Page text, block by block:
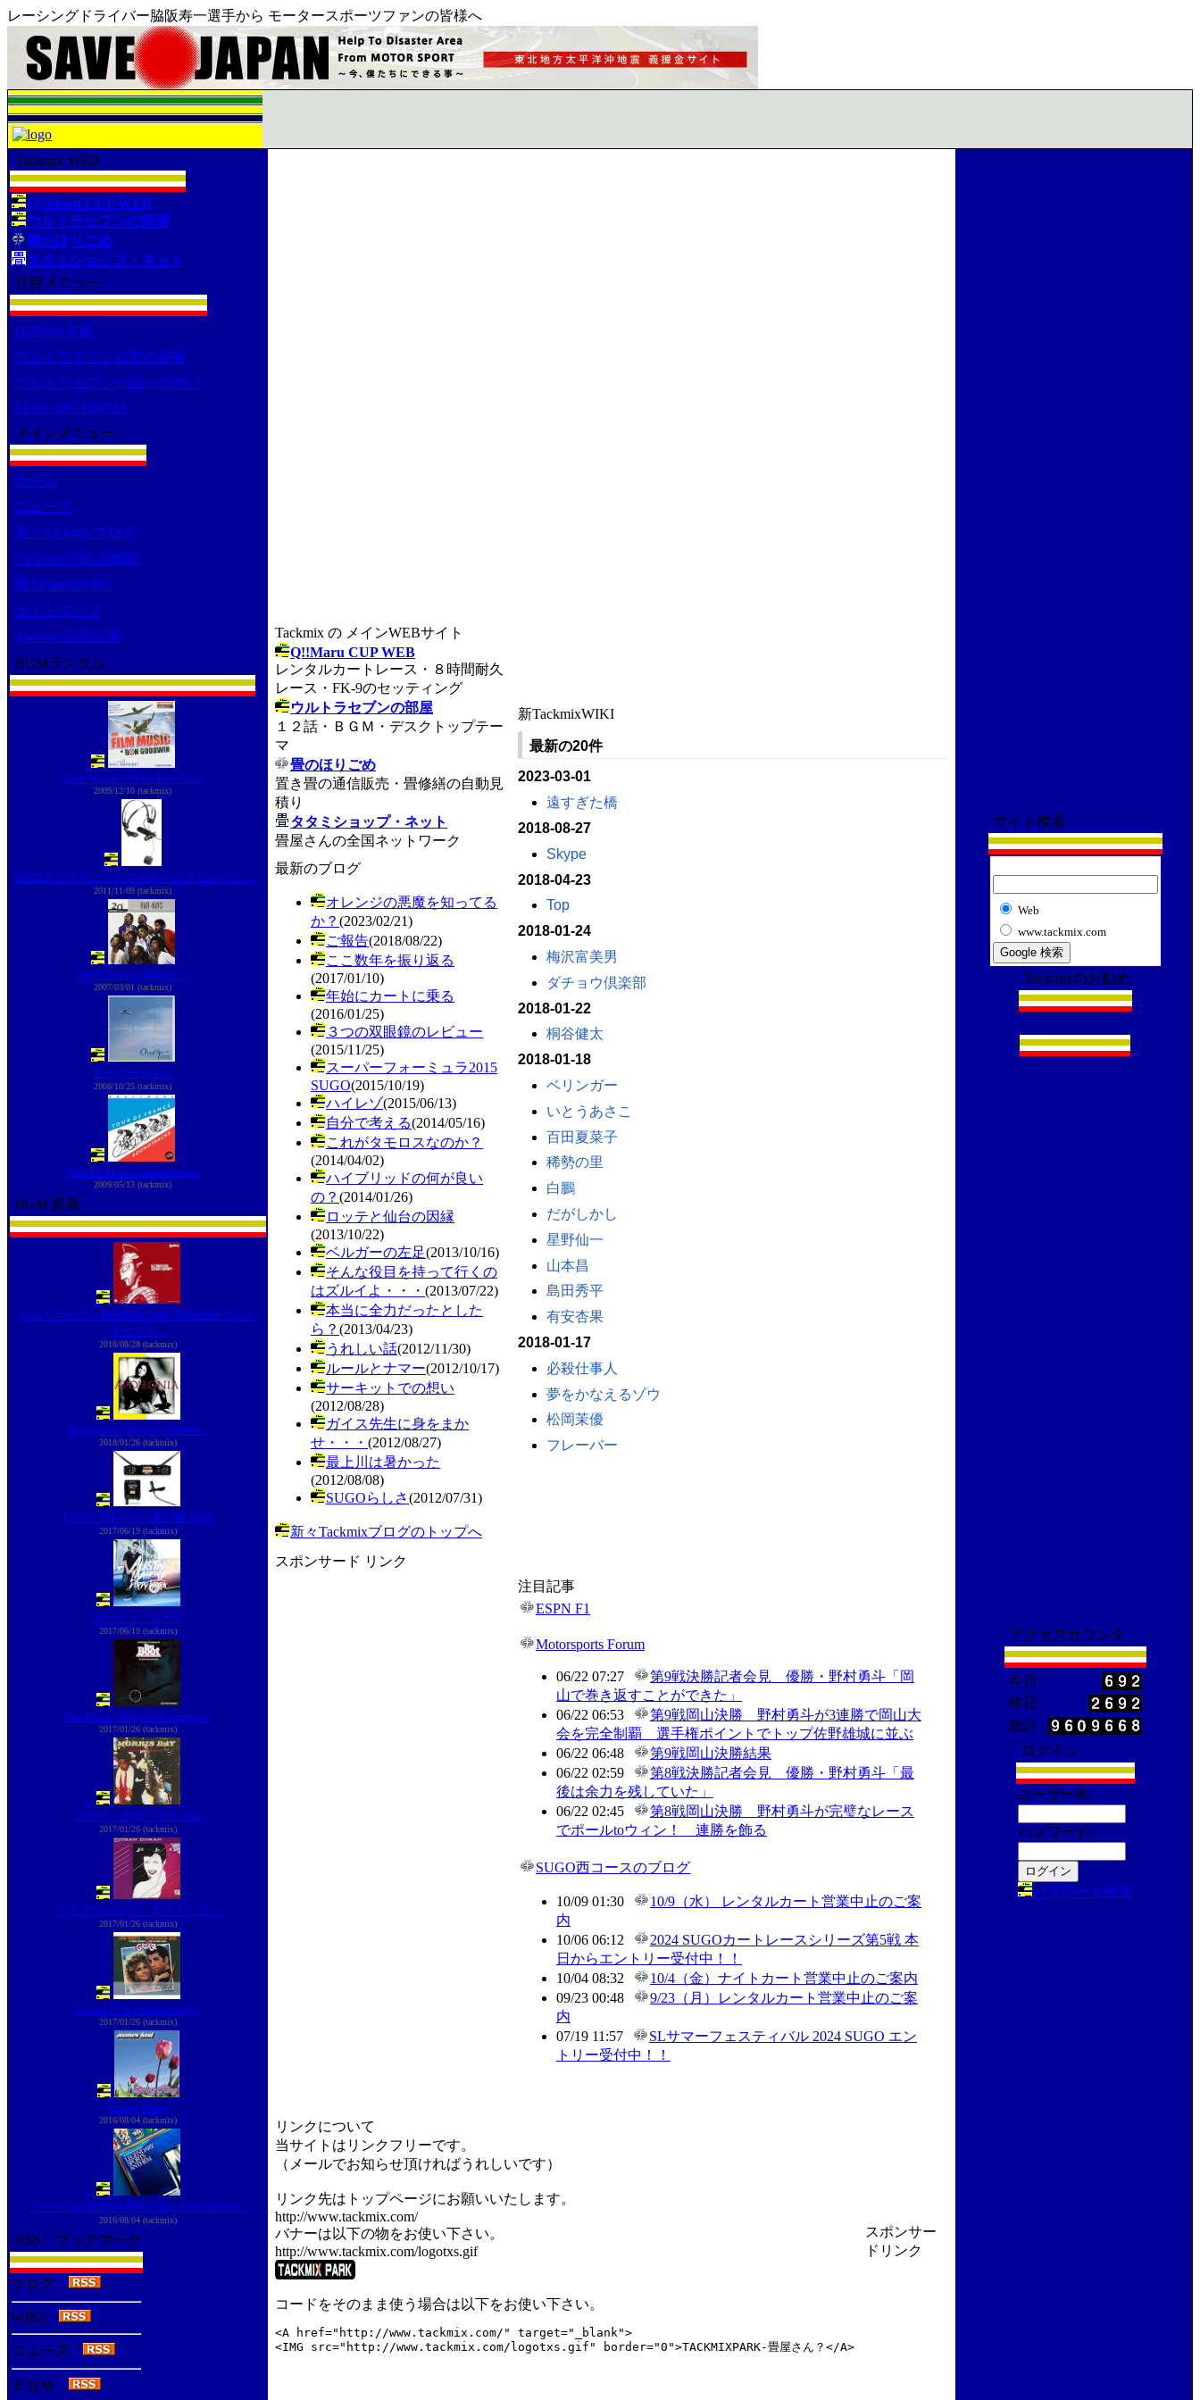
レーシングドライバー脇阪寿一選手から モータースポーツファンの皆様へ
Tackmix WEB
Q!!Maru CUP WEB
ウルトラセブンの部屋
畳のほりごめ
タタミショップ・ネット
注目メニュー
Q!!Maru８耐
ウルトラセブンの歌の秘密
ウルトラセブン12話への想い
I Love 80's DISCO
メインメニュー
ホーム
ニュース
新々Tackmixブログ
TackmixのBGM解説
新TackmixWIKI
サイトマップ
Tackmix注目記事
BGMランダム
Film Music of Ron Goodwin
2009/12/10 (tackmix)
SHURE ダイナミックマイク ヘッドウォーン...
2011/11/09 (tackmix)
20th Century Masters:...
2007/03/01 (tackmix)
オーバータイム
2008/10/25 (tackmix)
Tour De France Soundtracks
2009/05/13 (tackmix)
BGM 新着
ウルトラセブン放送開始50年 特別企画 ウルト
ラセブン...
2018/08/28 (tackmix)
Apollonia ? Deluxe Edition...
2018/01/26 (tackmix)
LINE6 XD-V75L [並行輸入品]
2017/06/19 (tackmix)
ダーティ・ワーク
2017/06/19 (tackmix)
Das Boot: Original Filmmusik
2017/01/26 (tackmix)
カラー・オブ・サクセス
2017/01/26 (tackmix)
リオ デラックス・エディション
2017/01/26 (tackmix)
Grease [25th Anniversay...
2017/01/26 (tackmix)
Spring Fling
2016/08/04 (tackmix)
フジテレビ開局55周年記念 LEGENDARY...
2016/08/04 (tackmix)
RSS・ブックマーク
ブログ
WIKI
ニュース
ＢＧＭ
Tackmix の メインWEBサイト
Q!!Maru CUP WEB
レンタルカートレース・８時間耐久
レース・FK-9のセッティング
ウルトラセブンの部屋
１２話・ＢＧＭ・デスクトップテー
マ
畳のほりごめ
置き畳の通信販売・畳修繕の自動見
積り
タタミショップ・ネット
畳屋さんの全国ネットワーク
最新のブログ
オレンジの悪魔を知ってる
か？ (2023/02/21)
ご報告(2018/08/22)
ここ数年を振り返る
(2017/01/10)
年始にカートに乗る
(2016/01/25)
３つの双眼鏡のレビュー
(2015/11/25)
スーパーフォーミュラ2015
SUGO(2015/10/19)
ハイレゾ(2015/06/13)
自分で考える(2014/05/16)
これがタモロスなのか？
(2014/04/02)
ハイブリッドの何が良い
の？ (2014/01/26)
ロッテと仙台の因縁
(2013/10/22)
ベルガーの左足(2013/10/16)
そんな役目を持って行くの
はズルイよ・・・ (2013/07/22)
本当に全力だったとした
ら？ (2013/04/23)
うれしい話(2012/11/30)
ルールとナマー(2012/10/17)
サーキットでの想い
(2012/08/28)
ガイス先生に身をまか
せ・・・ (2012/08/27)
最上川は暑かった
(2012/08/08)
SUGOらしさ(2012/07/31)
新々Tackmixブログのトップへ
新TackmixWIKI
最新の20件
2023-03-01
遠すぎた橋
2018-08-27
Skype
2018-04-23
Top
2018-01-24
梅沢富美男
ダチョウ倶楽部
2018-01-22
桐谷健太
2018-01-18
ベリンガー
いとうあさこ
百田夏菜子
稀勢の里
白鵬
だがしかし
星野仙一
山本昌
島田秀平
有安杏果
2018-01-17
必殺仕事人
夢をかなえるゾウ
松岡茉優
フレーバー
スポンサード リンク
注目記事
ESPN F1
Motorsports Forum
06/22 07:27
第9戦決勝記者会見 優勝・野村勇斗「岡
山で巻き返すことができた」
06/22 06:53
第9戦岡山決勝 野村勇斗が3連勝で岡山大
会を完全制覇 選手権ポイントでトップ佐野雄城に並ぶ
06/22 06:48
第9戦岡山決勝結果
06/22 02:59
第8戦決勝記者会見 優勝・野村勇斗「最
後は余力を残していた」
06/22 02:45
第8戦岡山決勝 野村勇斗が完璧なレース
でポールtoウィン！ 連勝を飾る
SUGO西コースのブログ
10/09 01:30
10/9（水） レンタルカート営業中止のご案
内
10/06 06:12
2024 SUGOカートレースシリーズ第5戦 本
日からエントリー受付中！！
10/04 08:32
10/4（金）ナイトカート営業中止のご案内
09/23 00:48
9/23（月）レンタルカート営業中止のご案
内
07/19 11:57
SLサマーフェスティバル 2024 SUGO エン
トリー受付中！！
リンクについて
当サイトはリンクフリーです。
（メールでお知らせ頂ければうれしいです）
リンク先はトップページにお願いいたします。
http://www.tackmix.com/
バナーは以下の物をお使い下さい。
http://www.tackmix.com/logotxs.gif
コードをそのまま使う場合は以下をお使い下さい。
<A href="http://www.tackmix.com/" target="_blank">
<IMG src="http://www.tackmix.com/logotxs.gif" border="0">TACKMIXPARK-畳屋さん？</A>
スポンサー
ドリンク
サイト検索
Web
www.tackmix.com
Tackmixのお勧め
.
アクセスカウンタ
今日 :
昨日 :
総計 :
ログイン
ユーザー名:
パスワード:
パスワード紛失